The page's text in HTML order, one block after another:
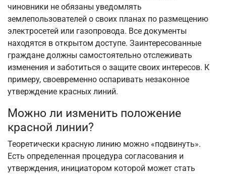
чиновники не обязаны уведомлять
землепользователей о своих планах по размещению
электросетей или газопровода. Все документы
находятся в открытом доступе. Заинтересованные
граждане должны самостоятельно отслеживать
изменения и заботиться о защите своих интересов. К
примеру, своевременно оспаривать незаконное
утверждение красных линий.
Можно ли изменить положение
красной линии?
Теоретически красную линию можно «подвинуть».
Есть определенная процедура согласования и
утверждения, инициатором которой может стать